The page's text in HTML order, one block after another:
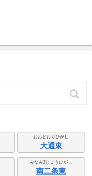
おおどおりひがし
大通東
みなみ2じょうひがし
南二条東